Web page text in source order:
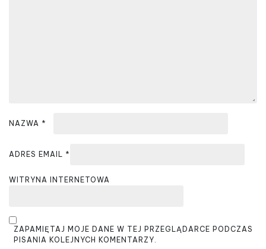
NAZWA *
ADRES EMAIL *
WITRYNA INTERNETOWA
ZAPAMIĘTAJ MOJE DANE W TEJ PRZEGLĄDARCE PODCZAS
PISANIA KOLEJNYCH KOMENTARZY.